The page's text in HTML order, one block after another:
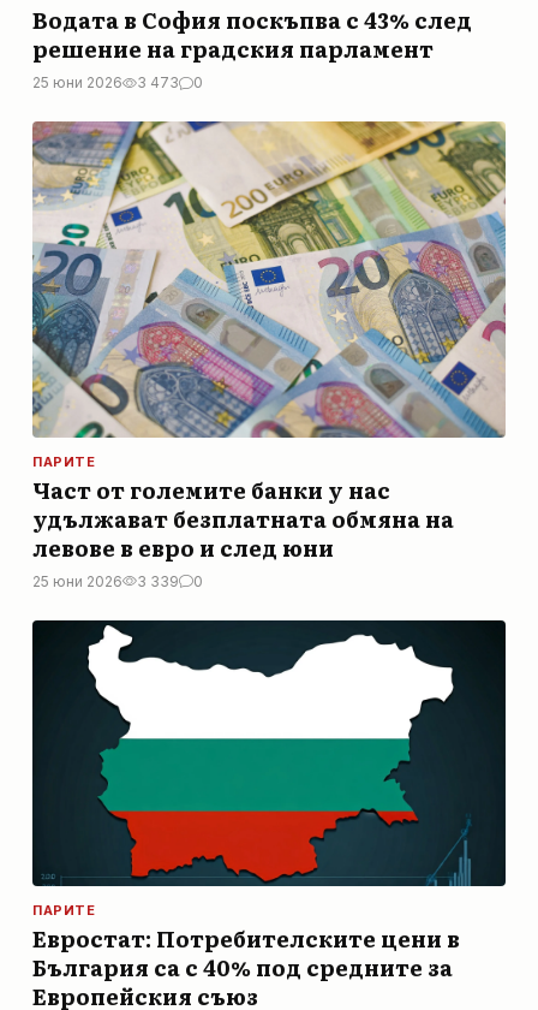
Водата в София поскъпва с 43% след
решение на градския парламент
25 юни 2026 3 473 0
ПАРИТЕ
Част от големите банки у нас
удължават безплатната обмяна на
левове в евро и след юни
25 юни 2026 3 339 0
ПАРИТЕ
Евростат: Потребителските цени в
България са с 40% под средните за
Европейския съюз